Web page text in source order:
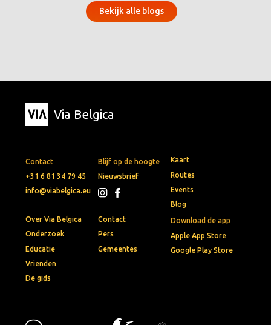
Bekijk alle blogs
Via Belgica
Contact
+31 6 81 34 79 45
info@viabelgica.eu
Blijf op de hoogte
Nieuwsbrief
Download de app
Apple App Store
Google Play Store
Kaart
Routes
Events
Blog
Over Via Belgica
Onderzoek
Educatie
Vrienden
De gids
Contact
Pers
Gemeentes